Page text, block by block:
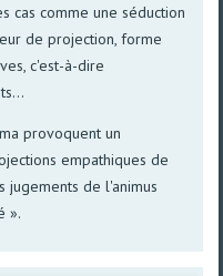
cas comme une séduction
de projection, forme
c'est-à-dire
provoquent un
empathiques de
jugements de l'animus
».